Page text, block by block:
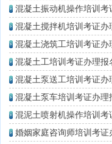
混凝土振动机操作培训考
混凝土搅拌机培训考证办
混凝土浇筑工培训考证办
混凝土工培训考证办理报
混凝土泵送工培训考证办
混凝土泵车培训考证办理
混泥土喷射机操作培训考
婚姻家庭咨询师培训考证